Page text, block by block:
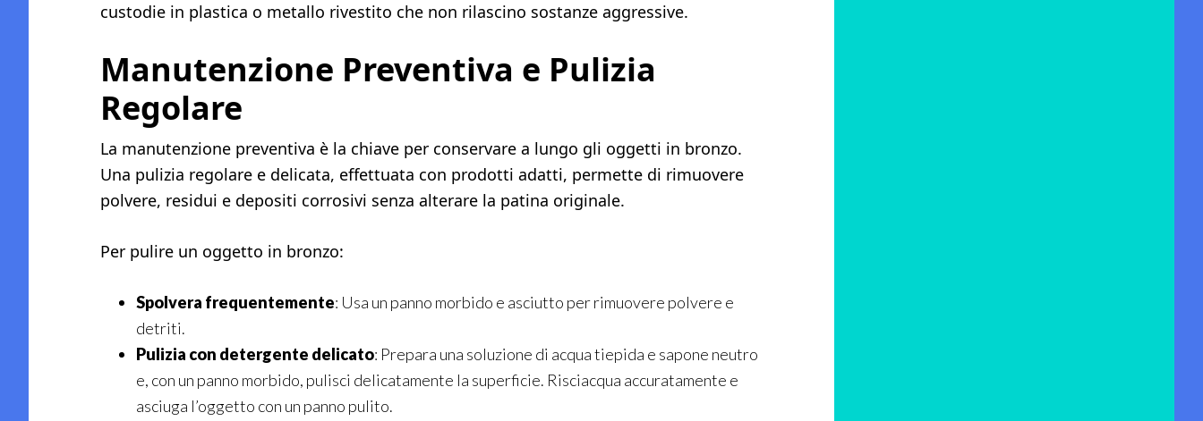
custodie in plastica o metallo rivestito che non rilascino sostanze aggressive.
Manutenzione Preventiva e Pulizia
Regolare
La manutenzione preventiva è la chiave per conservare a lungo gli oggetti in bronzo.
Una pulizia regolare e delicata, effettuata con prodotti adatti, permette di rimuovere
polvere, residui e depositi corrosivi senza alterare la patina originale.
Per pulire un oggetto in bronzo:
Spolvera frequentemente: Usa un panno morbido e asciutto per rimuovere polvere e
detriti.
Pulizia con detergente delicato: Prepara una soluzione di acqua tiepida e sapone neutro
e, con un panno morbido, pulisci delicatamente la superficie. Risciacqua accuratamente e
asciuga l’oggetto con un panno pulito.